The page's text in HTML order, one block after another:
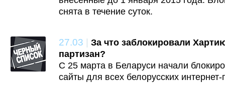
снята в течение суток.
27.03 | За что заблокировали
партизан?
С 25 марта в Беларуси начали
сайты для всех белорусских